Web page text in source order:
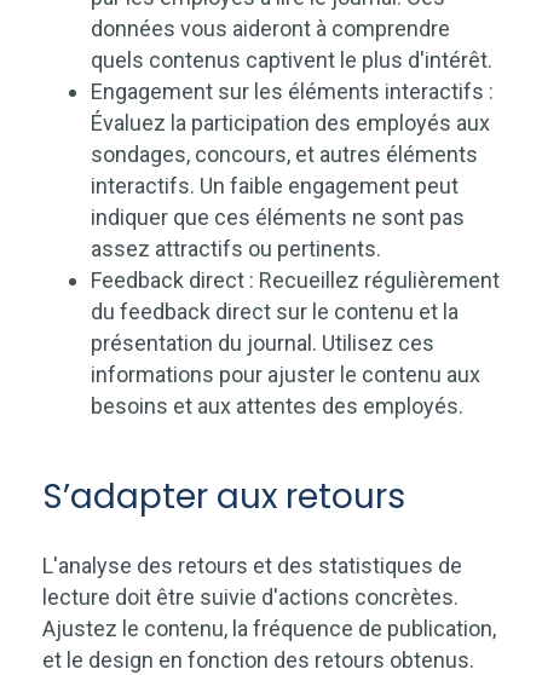
données vous aideront à comprendre
quels contenus captivent le plus d'intérêt.
Engagement sur les éléments interactifs :
Évaluez la participation des employés aux
sondages, concours, et autres éléments
interactifs. Un faible engagement peut
indiquer que ces éléments ne sont pas
assez attractifs ou pertinents.
Feedback direct : Recueillez régulièrement
du feedback direct sur le contenu et la
présentation du journal. Utilisez ces
informations pour ajuster le contenu aux
besoins et aux attentes des employés.
S’adapter aux retours
L'analyse des retours et des statistiques de
lecture doit être suivie d'actions concrètes.
Ajustez le contenu, la fréquence de publication,
et le design en fonction des retours obtenus.